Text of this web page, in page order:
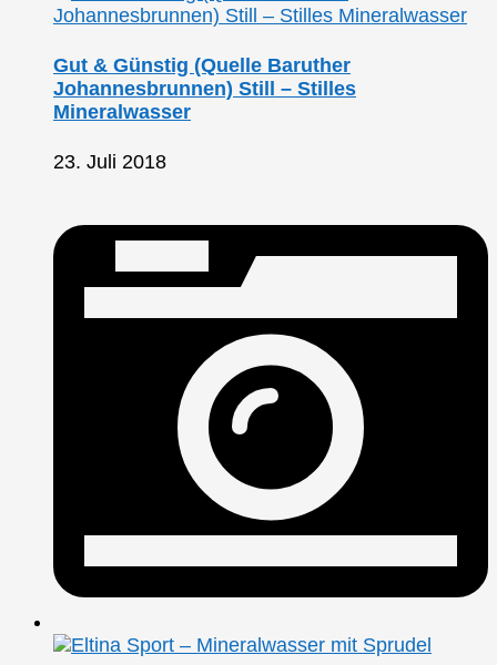
Gut & Günstig (Quelle Baruther
Johannesbrunnen) Still – Stilles
Mineralwasser
23. Juli 2018